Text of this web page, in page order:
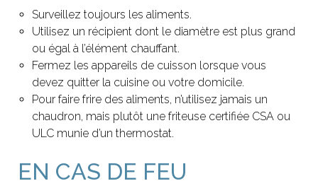
Surveillez toujours les aliments.
Utilisez un récipient dont le diamètre est plus grand
ou égal à l’élément chauffant.
Fermez les appareils de cuisson lorsque vous
devez quitter la cuisine ou votre domicile.
Pour faire frire des aliments, n’utilisez jamais un
chaudron, mais plutôt une friteuse certifiée CSA ou
ULC munie d’un thermostat.
EN CAS DE FEU